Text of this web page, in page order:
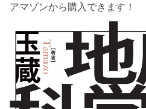
アマゾンから購入できます！